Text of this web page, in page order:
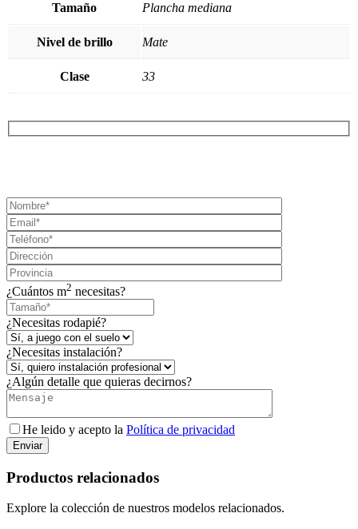
Tamaño Plancha mediana
Nivel de brillo Mate
Clase 33
¿Cuántos m2 necesitas?
¿Necesitas rodapié?
¿Necesitas instalación?
¿Algún detalle que quieras decirnos?
He leido y acepto la Política de privacidad
Enviar
Productos relacionados
Explore la colección de nuestros modelos relacionados.